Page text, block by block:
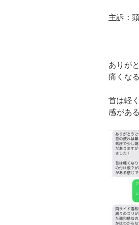
主訴：
ありが
痛くな
首は軽
感があ